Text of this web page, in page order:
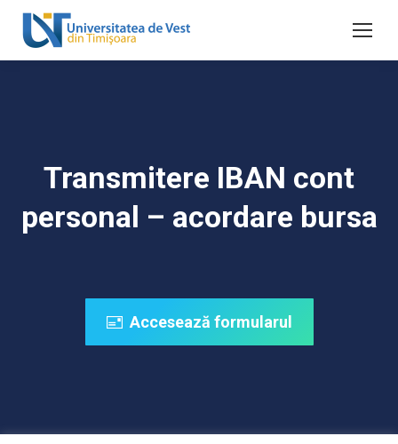
Transmitere IBAN cont
personal – acordare bursa
Accesează formularul